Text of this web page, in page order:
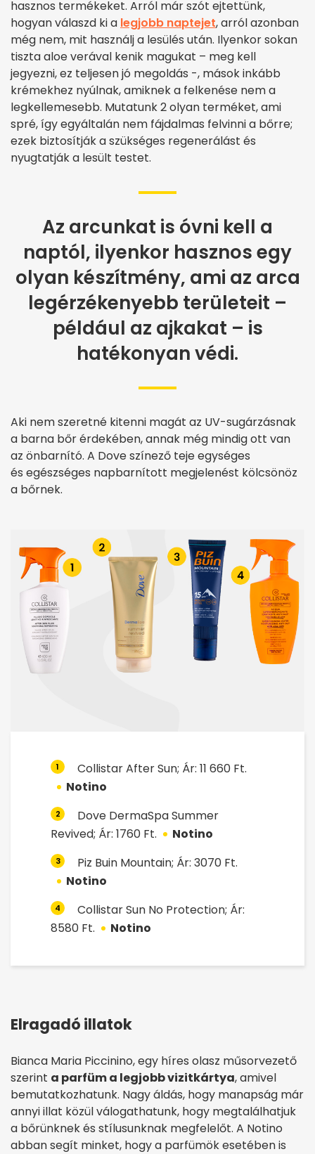
hasznos termékeket. Arról már szót ejtettünk,
hogyan válaszd ki a legjobb naptejet, arról azonban
még nem, mit használj a lesülés után. Ilyenkor sokan
tiszta aloe verával kenik magukat – meg kell
jegyezni, ez teljesen jó megoldás -, mások inkább
krémekhez nyúlnak, amiknek a felkenése nem a
legkellemesebb. Mutatunk 2 olyan terméket, ami
spré, így egyáltalán nem fájdalmas felvinni a bőrre;
ezek biztosítják a szükséges regenerálást és
nyugtatják a lesült testet.
Az arcunkat is óvni kell a
naptól, ilyenkor hasznos egy
olyan készítmény, ami az arca
legérzékenyebb területeit –
például az ajkakat – is
hatékonyan védi.
Aki nem szeretné kitenni magát az UV-sugárzásnak
a barna bőr érdekében, annak még mindig ott van
az önbarnító. A Doveszínező teje egységes
és egészséges napbarnított megjelenést kölcsönöz
a bőrnek.
1
Collistar After Sun; Ár: 11 660 Ft.
Notino
2
Dove DermaSpa Summer
Revived; Ár: 1760 Ft.
Notino
3
Piz Buin Mountain; Ár: 3070 Ft.
Notino
4
Collistar Sun No Protection; Ár:
8580 Ft.
Notino
Elragadó illatok
Bianca Maria Piccinino, egy híres olasz műsorvezető
szerint a parfüm a legjobb vizitkártya, amivel
bemutatkozhatunk. Nagy áldás, hogy manapság már
annyi illat közül válogathatunk, hogy megtalálhatjuk
a bőrünknek és stílusunknak megfelelőt. A Notino
abban segít minket, hogy a parfümök esetében is